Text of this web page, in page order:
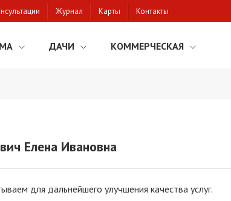
Журнал Карты Контакты
ДАЧИ КОММЕРЧЕСКАЯ
Елена Ивановна
для дальнейшего улучшения качества услуг.